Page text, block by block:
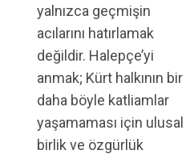
yalnızca geçmişin
acılarını hatırlamak
değildir. Halepçe’yi
anmak; Kürt halkının bir
daha böyle katliamlar
yaşamaması için ulusal
birlik ve özgürlük